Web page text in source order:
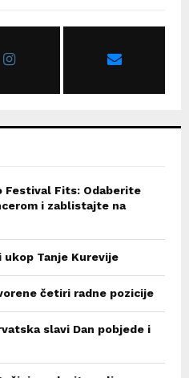
Festival Fits: Odaberite
i zablistajte na
ukop Tanje Kurevije
četiri radne pozicije
slavi Dan pobjede i